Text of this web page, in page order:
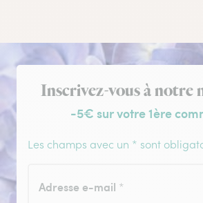
Inscription à la
Inscrivez-vous à notre
-5€ sur votre 1ère
Les champs avec un * sont
Adresse e-mail *